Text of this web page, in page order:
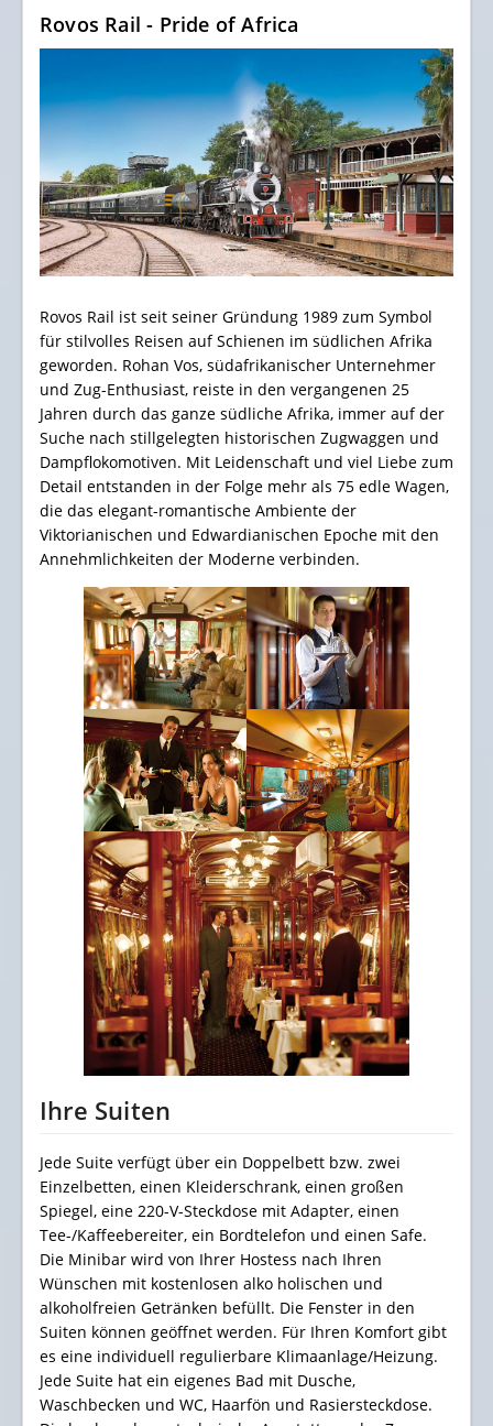
Rovos Rail - Pride of Africa
Rovos Rail ist seit seiner Gründung 1989 zum Symbol
für stilvolles Reisen auf Schienen im südlichen Afrika
geworden. Rohan Vos, südafrikanischer Unternehmer
und Zug-Enthusiast, reiste in den vergangenen 25
Jahren durch das ganze südliche Afrika, immer auf der
Suche nach stillgelegten historischen Zugwaggen und
Dampflokomotiven. Mit Leidenschaft und viel Liebe zum
Detail entstanden in der Folge mehr als 75 edle Wagen,
die das elegant-romantische Ambiente der
Viktorianischen und Edwardianischen Epoche mit den
Annehmlichkeiten der Moderne verbinden.
Ihre Suiten
Jede Suite verfügt über ein Doppelbett bzw. zwei
Einzelbetten, einen Kleiderschrank, einen großen
Spiegel, eine 220-V-Steckdose mit Adapter, einen
Tee-/Kaffeebereiter, ein Bordtelefon und einen Safe.
Die Minibar wird von Ihrer Hostess nach Ihren
Wünschen mit kostenlosen alko holischen und
alkoholfreien Getränken befüllt. Die Fenster in den
Suiten können geöffnet werden. Für Ihren Komfort gibt
es eine individuell regulierbare Klimaanlage/Heizung.
Jede Suite hat ein eigenes Bad mit Dusche,
Waschbecken und WC, Haarfön und Rasiersteckdose.